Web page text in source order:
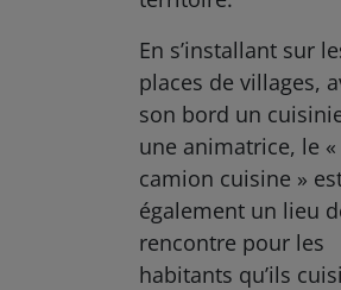
En s’installant sur
places de villages,
son bord un
une animatrice, le «
camion cuisine »
également un lieu
rencontre pour les
habitants qu’ils